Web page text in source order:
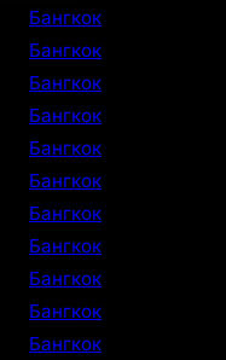
Бангкок
Бангкок
Бангкок
Бангкок
Бангкок
Бангкок
Бангкок
Бангкок
Бангкок
Бангкок
Бангкок